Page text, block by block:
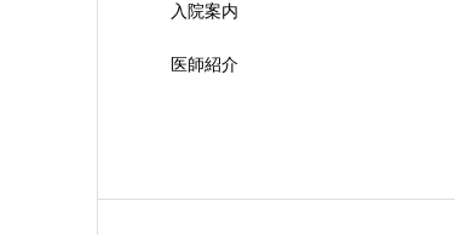
入院案内
医師紹介